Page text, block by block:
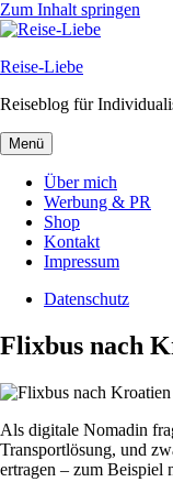
Zum Inhalt springen
Reise-Liebe
Reiseblog für
Menü
Über mich
Werbung & PR
Shop
Kontakt
Impressum
Datenschutz
Flixbus nach
Als digitale Nomadin
Transportlösung, und
ertragen – zum Beispiel